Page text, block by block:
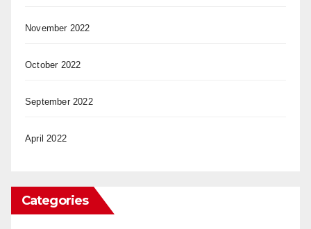
November 2022
October 2022
September 2022
April 2022
Categories